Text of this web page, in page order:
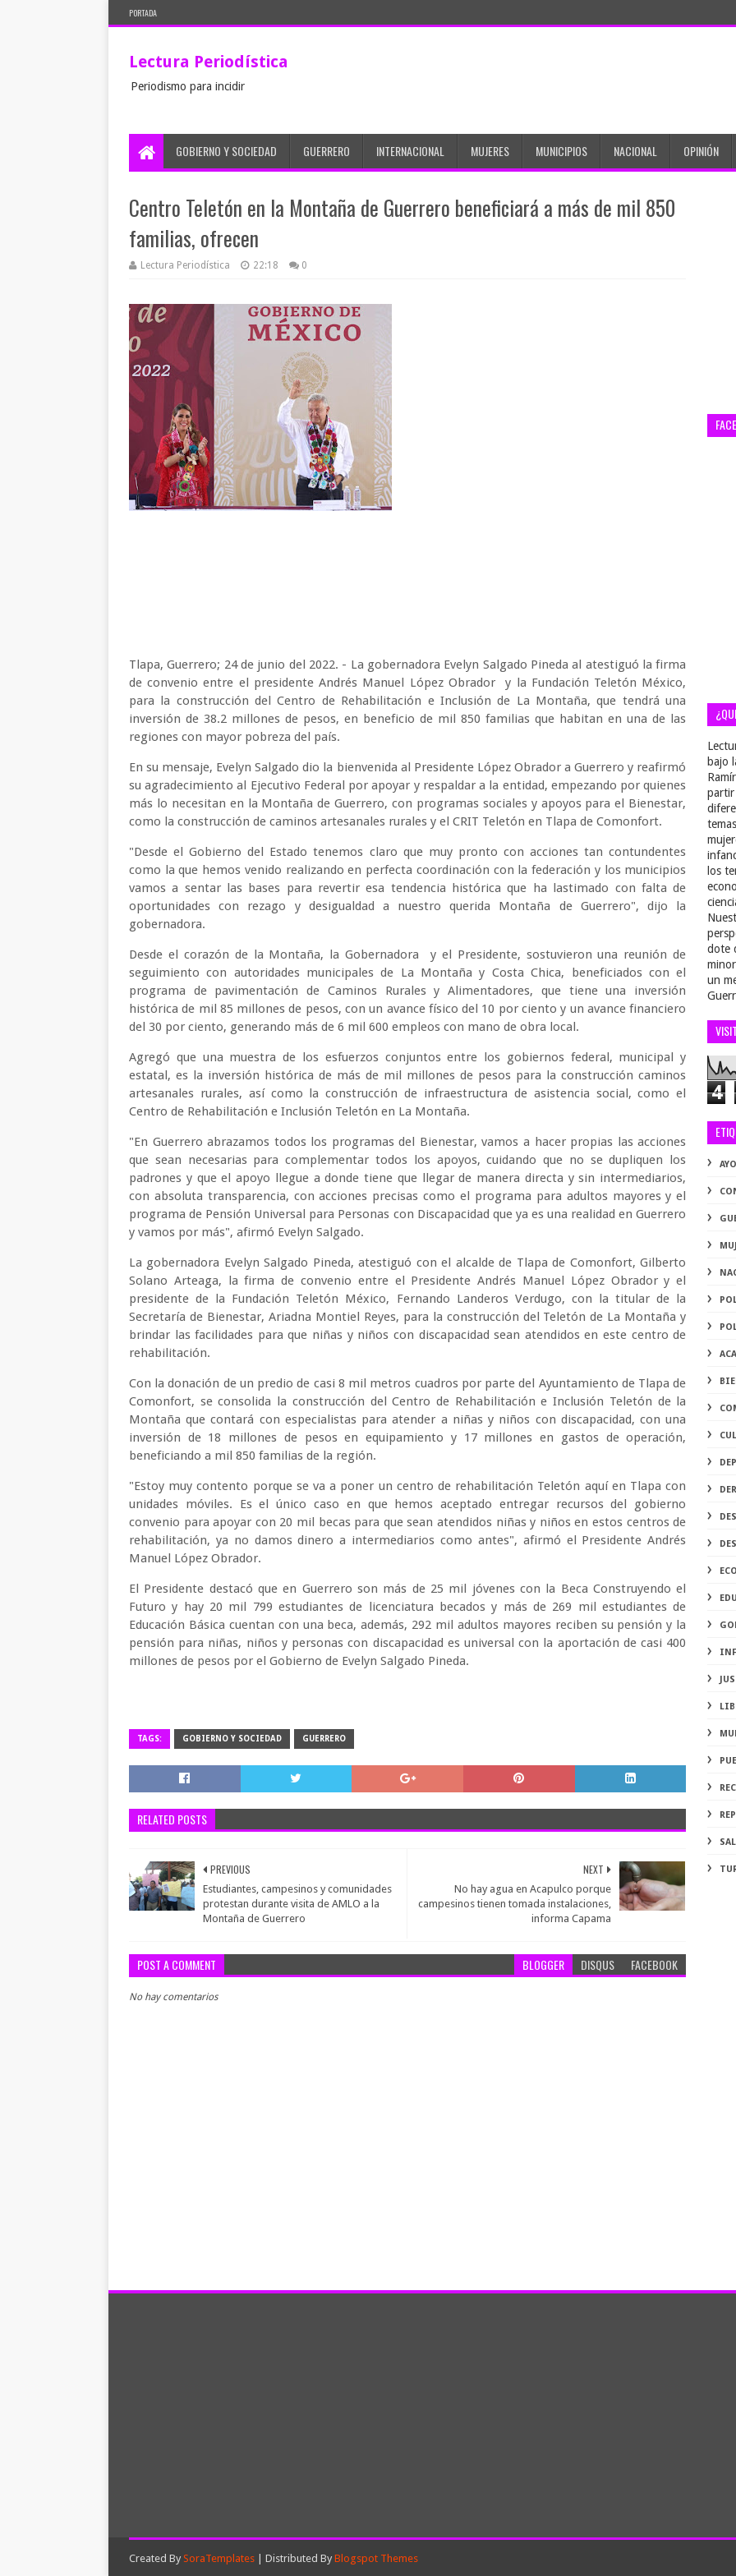
PORTADA
Lectura Periodística
Periodismo para incidir
GOBIERNO Y SOCIEDAD GUERRERO INTERNACIONAL MUJERES MUNICIPIOS NACIONAL OPINIÓN
Centro Teletón en la Montaña de Guerrero beneficiará a más de mil 850
familias, ofrecen
Lectura Periodística 22:18 0
Tlapa, Guerrero; 24 de junio del 2022. - La gobernadora Evelyn Salgado Pineda al atestiguó la firma
de convenio entre el presidente Andrés Manuel López Obrador y la Fundación Teletón México,
para la construcción del Centro de Rehabilitación e Inclusión de La Montaña, que tendrá una
inversión de 38.2 millones de pesos, en beneficio de mil 850 familias que habitan en una de las
regiones con mayor pobreza del país.
En su mensaje, Evelyn Salgado dio la bienvenida al Presidente López Obrador a Guerrero y reafirmó
su agradecimiento al Ejecutivo Federal por apoyar y respaldar a la entidad, empezando por quienes
más lo necesitan en la Montaña de Guerrero, con programas sociales y apoyos para el Bienestar,
como la construcción de caminos artesanales rurales y el CRIT Teletón en Tlapa de Comonfort.
"Desde el Gobierno del Estado tenemos claro que muy pronto con acciones tan contundentes
como la que hemos venido realizando en perfecta coordinación con la federación y los municipios
vamos a sentar las bases para revertir esa tendencia histórica que ha lastimado con falta de
oportunidades con rezago y desigualdad a nuestro querida Montaña de Guerrero", dijo la
gobernadora.
Desde el corazón de la Montaña, la Gobernadora y el Presidente, sostuvieron una reunión de
seguimiento con autoridades municipales de La Montaña y Costa Chica, beneficiados con el
programa de pavimentación de Caminos Rurales y Alimentadores, que tiene una inversión
histórica de mil 85 millones de pesos, con un avance físico del 10 por ciento y un avance financiero
del 30 por ciento, generando más de 6 mil 600 empleos con mano de obra local.
Agregó que una muestra de los esfuerzos conjuntos entre los gobiernos federal, municipal y
estatal, es la inversión histórica de más de mil millones de pesos para la construcción caminos
artesanales rurales, así como la construcción de infraestructura de asistencia social, como el
Centro de Rehabilitación e Inclusión Teletón en La Montaña.
"En Guerrero abrazamos todos los programas del Bienestar, vamos a hacer propias las acciones
que sean necesarias para complementar todos los apoyos, cuidando que no se dupliquen los
padrones y que el apoyo llegue a donde tiene que llegar de manera directa y sin intermediarios,
con absoluta transparencia, con acciones precisas como el programa para adultos mayores y el
programa de Pensión Universal para Personas con Discapacidad que ya es una realidad en Guerrero
y vamos por más", afirmó Evelyn Salgado.
La gobernadora Evelyn Salgado Pineda, atestiguó con el alcalde de Tlapa de Comonfort, Gilberto
Solano Arteaga, la firma de convenio entre el Presidente Andrés Manuel López Obrador y el
presidente de la Fundación Teletón México, Fernando Landeros Verdugo, con la titular de la
Secretaría de Bienestar, Ariadna Montiel Reyes, para la construcción del Teletón de La Montaña y
brindar las facilidades para que niñas y niños con discapacidad sean atendidos en este centro de
rehabilitación.
Con la donación de un predio de casi 8 mil metros cuadros por parte del Ayuntamiento de Tlapa de
Comonfort, se consolida la construcción del Centro de Rehabilitación e Inclusión Teletón de la
Montaña que contará con especialistas para atender a niñas y niños con discapacidad, con una
inversión de 18 millones de pesos en equipamiento y 17 millones en gastos de operación,
beneficiando a mil 850 familias de la región.
"Estoy muy contento porque se va a poner un centro de rehabilitación Teletón aquí en Tlapa con
unidades móviles. Es el único caso en que hemos aceptado entregar recursos del gobierno
convenio para apoyar con 20 mil becas para que sean atendidos niñas y niños en estos centros de
rehabilitación, ya no damos dinero a intermediarios como antes", afirmó el Presidente Andrés
Manuel López Obrador.
El Presidente destacó que en Guerrero son más de 25 mil jóvenes con la Beca Construyendo el
Futuro y hay 20 mil 799 estudiantes de licenciatura becados y más de 269 mil estudiantes de
Educación Básica cuentan con una beca, además, 292 mil adultos mayores reciben su pensión y la
pensión para niñas, niños y personas con discapacidad es universal con la aportación de casi 400
millones de pesos por el Gobierno de Evelyn Salgado Pineda.
TAGS: GOBIERNO Y SOCIEDAD GUERRERO
RELATED POSTS
NEXT
No hay agua en Acapulco porque
campesinos tienen tomada instalaciones,
informa Capama
PREVIOUS
Estudiantes, campesinos y comunidades
protestan durante visita de AMLO a la
Montaña de Guerrero
POST A COMMENT BLOGGER DISQUS FACEBOOK
No hay comentarios
bajo
partir
los
dote
un
4
Created By SoraTemplates | Distributed By Blogspot Themes